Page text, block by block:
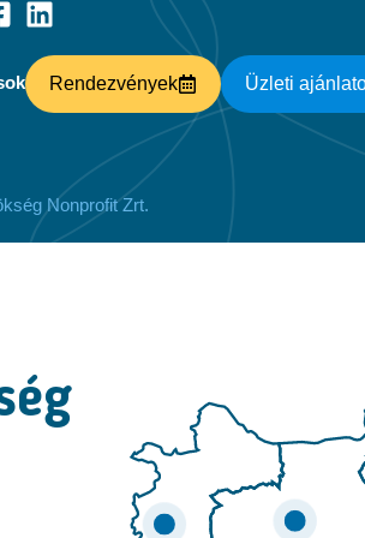
Rendezvények Üzleti
Nonprofit Zrt.